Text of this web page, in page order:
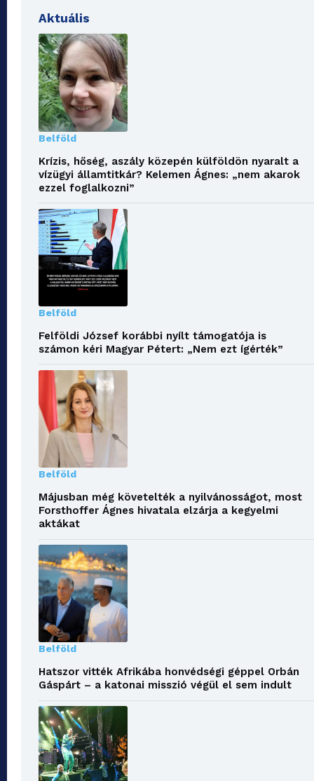
Aktuális
Belföld
Krízis, hőség, aszály közepén külföldön nyaralt a
vízügyi államtitkár? Kelemen Ágnes: „nem akarok
ezzel foglalkozni”
Belföld
Felföldi József korábbi nyílt támogatója is
számon kéri Magyar Pétert: „Nem ezt ígérték”
Belföld
Májusban még követelték a nyilvánosságot, most
Forsthoffer Ágnes hivatala elzárja a kegyelmi
aktákat
Belföld
Hatszor vitték Afrikába honvédségi géppel Orbán
Gáspárt – a katonai misszió végül el sem indult